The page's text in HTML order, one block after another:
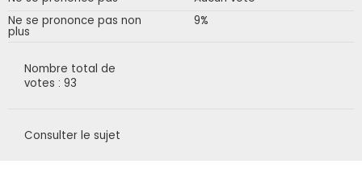
Ne se prononce pas non
plus
9%
Nombre total de
votes : 93
Consulter le sujet